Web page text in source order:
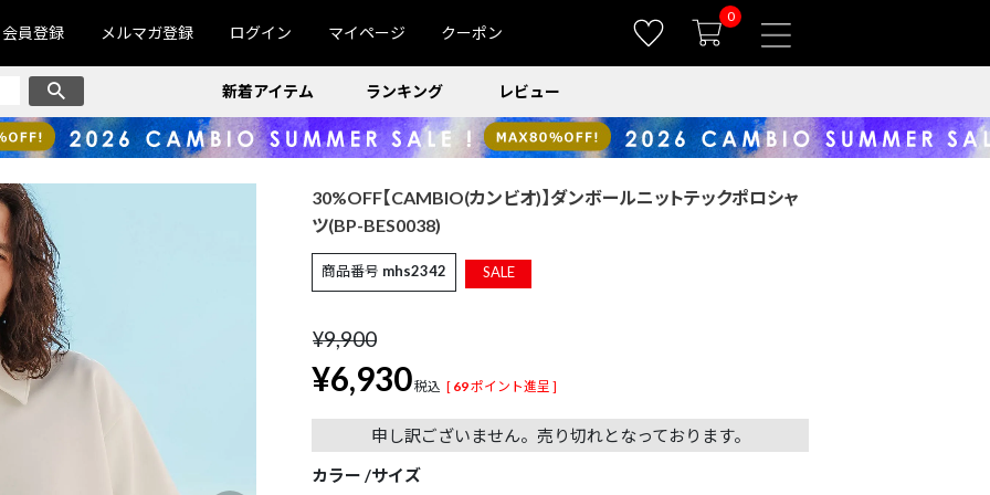
会員登録 メルマガ登録 ログイン マイページ クーポン
0
新着アイテム ランキング レビュー
30%OFF【CAMBIO(カンビオ)】ダンボールニットテックポロシャ
ツ(BP-BES0038)
商品番号 mhs2342 SALE
¥9,900
¥6,930税込 [ 69ポイント進呈 ]
申し訳ございません。売り切れとなっております。
カラー
サイズ